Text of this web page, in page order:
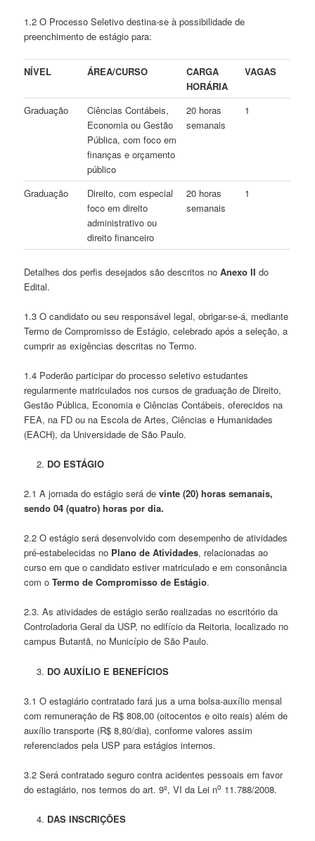
1.2 O Processo Seletivo destina-se à possibilidade de
preenchimento de estágio para:
NÍVEL ÁREA/CURSO
CARGA
HORÁRIA
VAGAS
Graduação
Ciências Contábeis,
Economia ou Gestão
Pública, com foco em
finanças e orçamento
público
20 horas
semanais
1
Graduação
Direito, com especial
foco em direito
administrativo ou
direito financeiro
20 horas
semanais
1
Detalhes dos perfis desejados são descritos noAnexo II do
Edital.
1.3 O candidato ou seu responsável legal, obrigar-se-á, mediante
Termo de Compromisso de Estágio, celebrado após a seleção, a
cumprir as exigências descritas no Termo.
1.4 Poderão participar do processo seletivo estudantes
regularmente matriculados nos cursos de graduação de Direito,
Gestão Pública, Economia e Ciências Contábeis, oferecidos na
FEA, na FD ou na Escola de Artes, Ciências e Humanidades
(EACH), da Universidade de São Paulo.
DO ESTÁGIO
2.1 A jornada do estágio será devinte (20) horas semanais,
sendo 04 (quatro) horas por dia.
2.2 O estágio será desenvolvido com desempenho de atividades
pré-estabelecidas no Plano de Atividades, relacionadas ao
curso em que o candidato estiver matriculado e em consonância
com oTermo de Compromisso de Estágio.
2.3. As atividades de estágio serão realizadas no escritório da
Controladoria Geral da USP, no edifício da Reitoria, localizado no
campus Butantã, no Município de São Paulo.
DO AUXÍLIO E BENEFÍCIOS
3.1 O estagiário contratado fará jus a uma bolsa-auxílio mensal
com remuneração de R$ 808,00 (oitocentos e oito reais) além de
auxílio transporte (R$ 8,80/dia), conforme valores assim
referenciados pela USP para estágios internos.
3.2 Será contratado seguro contra acidentes pessoais em favor
do estagiário, nos termos do art. 9º, VI da Lei no 11.788/2008.
DAS INSCRIÇÕES